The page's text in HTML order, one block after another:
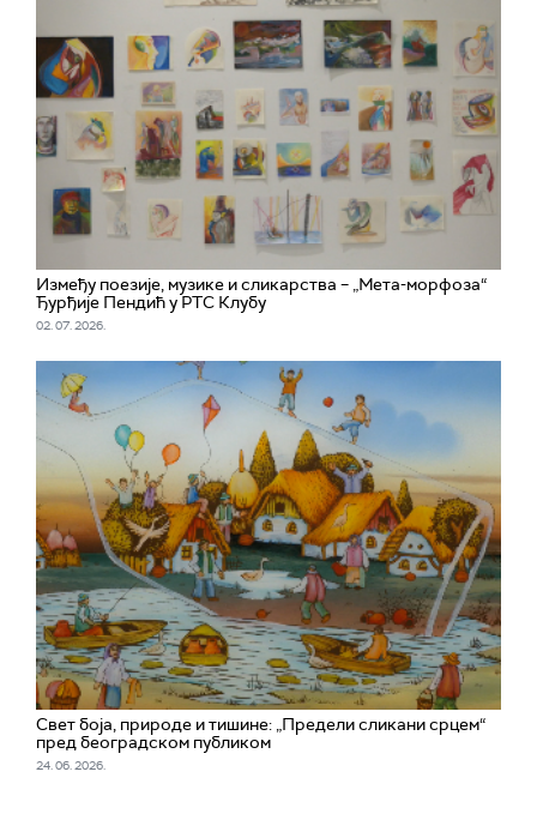
Између поезије, музике и сликарства – „Мета-морфоза“
Ђурђије Пендић у РТС Клубу
02. 07. 2026.
Свет боја, природе и тишине: „Предели сликани срцем“
пред београдском публиком
24. 06. 2026.